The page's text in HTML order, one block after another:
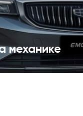
механике